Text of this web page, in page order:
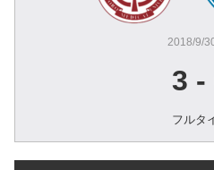
2018/9/
3 -
フルタ